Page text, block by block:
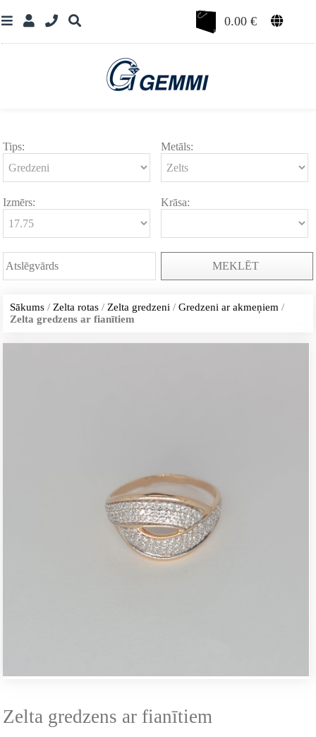
0.00€
Tips: Metāls:
Izmērs: Krāsa:
MEKLĒT
Sākums / Zelta rotas / Zelta gredzeni /Gredzeni ar akmeņiem /
Zelta gredzens ar fianītiem
Zelta gredzens ar fianītiem